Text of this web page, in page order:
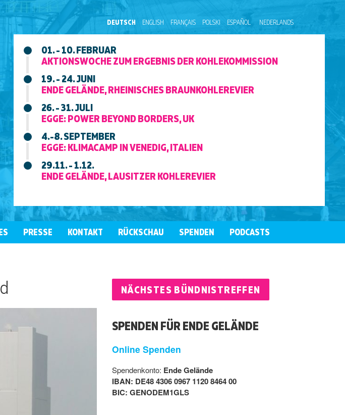
DEUTSCH ENGLISH FRANÇAIS POLSKI ESPAÑOL NEDERLANDS
01. - 10. FEBRUAR
AKTIONSWOCHE ZUM ERGEBNIS DER KOHLEKOMMISSION
19. - 24. JUNI
ENDE GELÄNDE, RHEINISCHES BRAUNKOHLEREVIER
26. - 31. JULI
EGGE: POWER BEYOND BORDERS, UK
4.-8. SEPTEMBER
EGGE: KLIMACAMP IN VENEDIG, ITALIEN
29.11. - 1.12.
ENDE GELÄNDE, LAUSITZER KOHLEREVIER
PRESSE KONTAKT RÜCKSCHAU SPENDEN PODCASTS
NÄCHSTES BÜNDNISTREFFEN
SPENDEN FÜR ENDE GELÄNDE
Online Spenden
Spendenkonto: Ende Gelände
IBAN: DE48 4306 0967 1120 8464 00
BIC: GENODEM1GLS